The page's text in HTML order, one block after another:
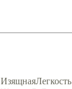
ИзящнаяЛегкость